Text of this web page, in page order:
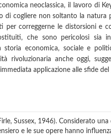
neoclassica, il lavoro di
di cogliere non soltanto la natura
per correggerne le distorsioni e
che sono pericolosi sia
storia economica, sociale e
rivoluzionaria anche oggi,
applicazione alle sfide del
Sussex, 1946). Considerato
e le sue opere hanno